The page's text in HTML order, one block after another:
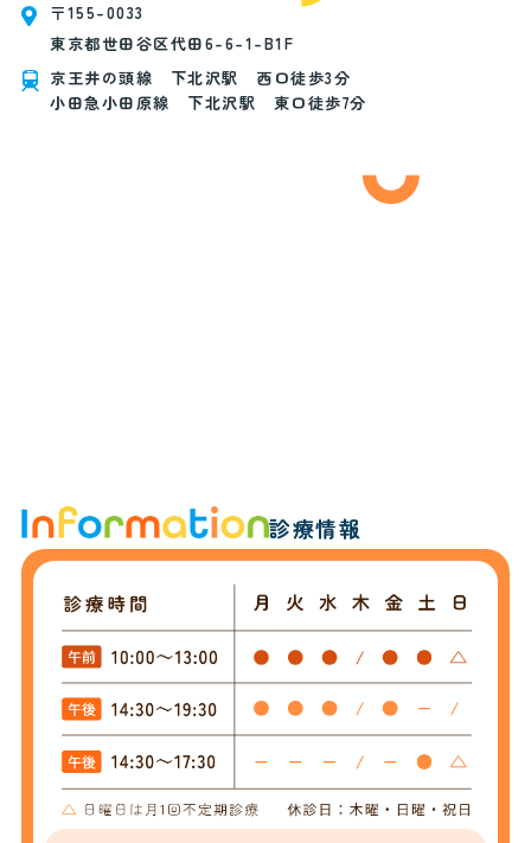
診療情報
〒155-0033
東京都世田谷区代田6-6-1-B1F
京王井の頭線 下北沢駅 西口徒歩3分
小田急小田原線 下北沢駅 東口徒歩7分